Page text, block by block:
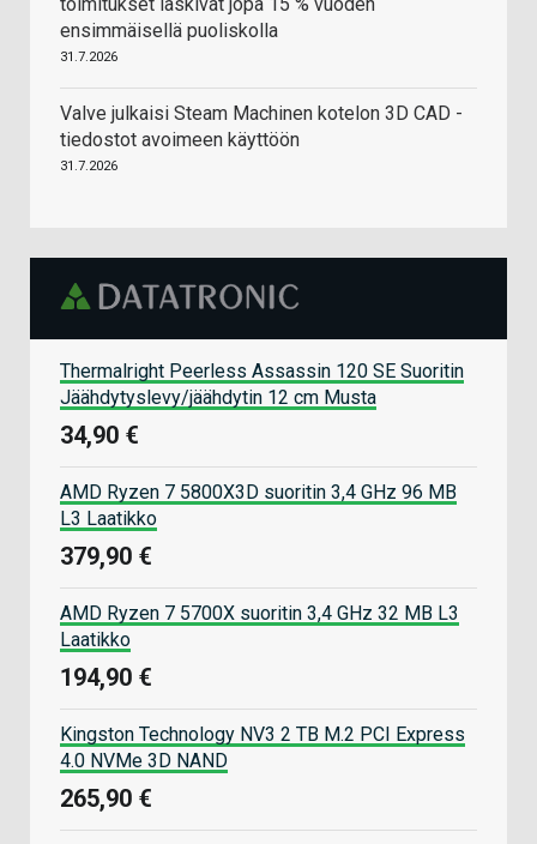
ensimmäisellä puoliskolla
31.7.2026
Valve julkaisi Steam Machinen kotelon 3D CAD -
tiedostot avoimeen käyttöön
31.7.2026
Thermalright Peerless Assassin 120 SE Suoritin
Jäähdytyslevy/jäähdytin 12 cm Musta
34,90 €
AMD Ryzen 7 5800X3D suoritin 3,4 GHz 96 MB
L3 Laatikko
379,90 €
AMD Ryzen 7 5700X suoritin 3,4 GHz 32 MB L3
Laatikko
194,90 €
Kingston Technology NV3 2 TB M.2 PCI Express
4.0 NVMe 3D NAND
265,90 €